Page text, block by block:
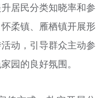
+
居民分类知晓率和参
柔镇、雁栖镇开展形
动，引导群众主动参
园的良好氛围。